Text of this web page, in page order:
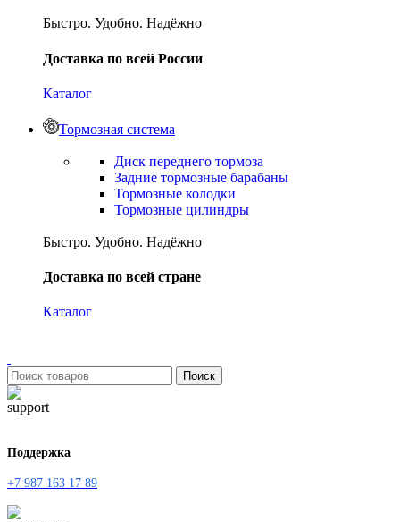
Быстро. Удобно. Надёжно
Доставка по всей России
Каталог
Тормозная система
Диск переднего тормоза
Задние тормозные барабаны
Тормозные колодки
Тормозные цилиндры
Быстро. Удобно. Надёжно
Доставка по всей стране
Каталог
Поиск
Поддержка
+7 987 163 17 89